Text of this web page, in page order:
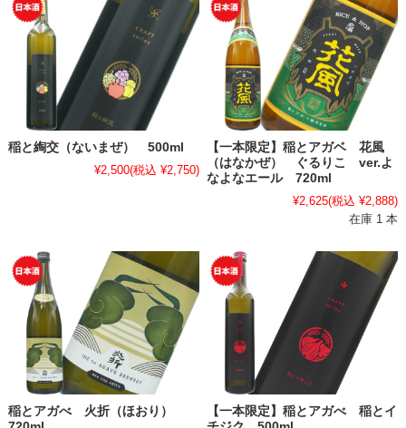
稲と綯交（ないまぜ） 500ml
¥2,500(税込 ¥2,750)
【一本限定】稲とアガベ 花風
（はなかぜ） ぐるりこ ver.よ
なよなエール 720ml
¥2,625(税込 ¥2,888)
在庫 1 本
稲とアガべ 火折（ほおり）
【一本限定】稲とアガべ 稲とイ